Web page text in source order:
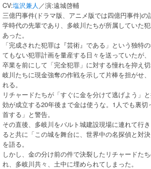
CV:塩沢兼人 ／演:遠城啓輔
三億円事件(ドラマ版、アニメ版では四億円事件)
学時代の先輩であり、多岐川たちが所属していた
あった。
「完成された犯罪は『芸術』である」という独特
てもない犯罪計画を量産する日々を送っていたが、
卒業を前にして「完全犯罪」に対する憧れを抑え
岐川たちに現金強奪の作戦を示して片棒を担がせ
れる。
リチャードたちが「すぐに金を分けて逃げよう」
効が成立する20年後まで金は使うな。1人でも裏切
首する」と警告。
その直後、多岐川をバルト城建設現場に連れて行
ると共に「この城を舞台に、世界中の名探偵と対
を語る。
しかし、金の分け前の件で決裂したリチャードた
れ、多岐川共々、土中に埋められてしまった。